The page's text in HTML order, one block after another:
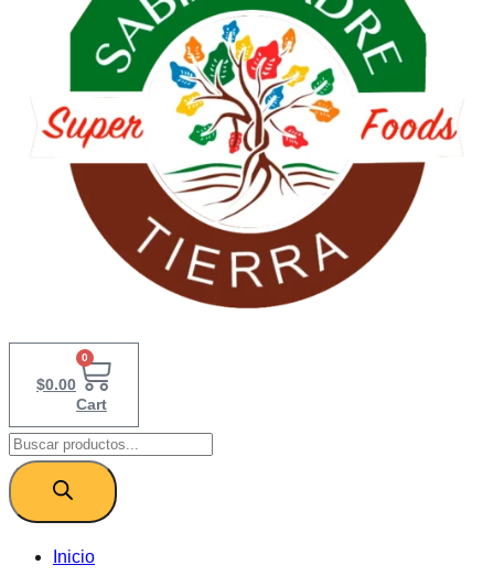
$0.00
0
Cart
Products
search
Inicio